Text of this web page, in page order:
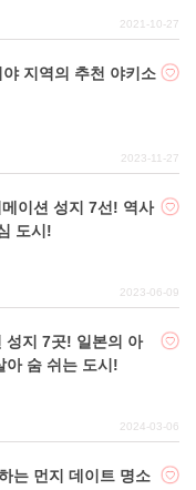
2021-10-27
지역의 추천 야키소
2023-11-27
이션 성지 7선! 역사
도시!
2023-06-09
성지 7곳! 일본의 아
아 숨 쉬는 도시!
2024-03-06
는 먼지 데이트 명소